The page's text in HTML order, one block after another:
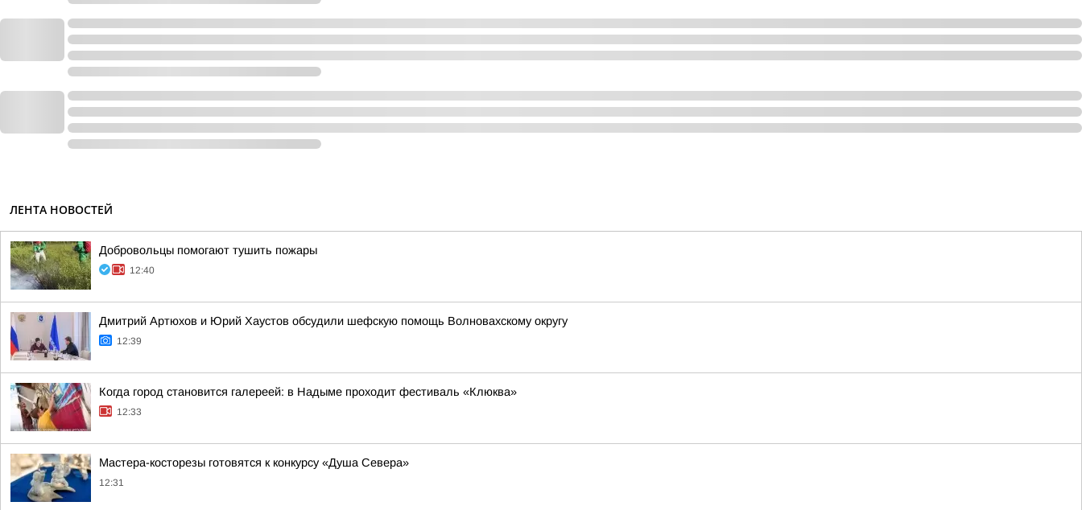
ЛЕНТА НОВОСТЕЙ
Добровольцы помогают тушить пожары
12:40
Дмитрий Артюхов и Юрий Хаустов обсудили шефскую помощь Волновахскому округу
12:39
Когда город становится галереей: в Надыме проходит фестиваль «Клюква»
12:33
Мастера-косторезы готовятся к конкурсу «Душа Севера»
12:31